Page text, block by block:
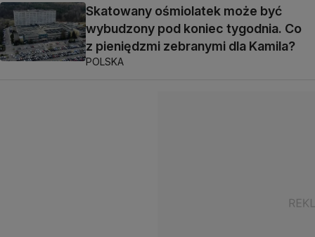
Skatowany ośmiolatek może być
wybudzony pod koniec tygodnia. Co
z pieniędzmi zebranymi dla Kamila?
POLSKA